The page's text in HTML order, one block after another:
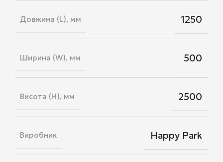
Довжина (L), мм 1250
Ширина (W), мм 500
Висота (H), мм 2500
Виробник Happy Park